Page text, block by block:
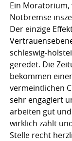
Ein
Notbremse
Der einzige
schleswig-
geredet. Die
bekommen
vermeintlichen
sehr engagiert
arbeiten gut
wirklich zählt
Stelle recht